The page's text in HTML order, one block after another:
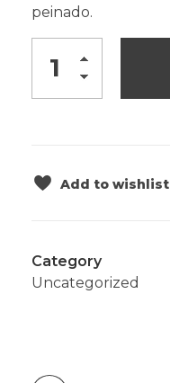
peinado.
Add to wishlist
Category
Uncategorized